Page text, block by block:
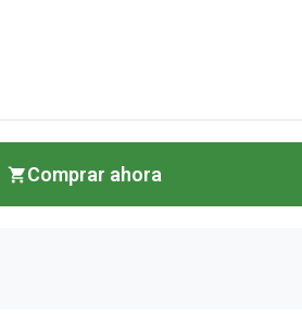
Comprar ahora